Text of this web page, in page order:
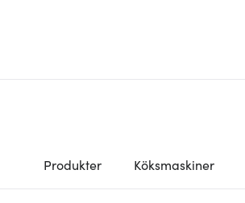
Produkter Köksmaskiner